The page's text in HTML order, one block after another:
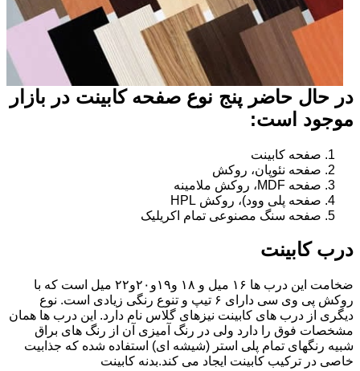
در حال حاضر پنج نوع صفحه کابینت در بازار
موجود است:
صفحه کابینت
صفحه نئوپان، روکش
صفحه MDF، روکش ملامینه
صفحه پلی وود)، روکش HPL
صفحه سنگ مصنوعی تمام اکریلیک
درب کابینت
ضخامت این درب ها ۱۶ میل و ۱۸ و١٩و٢٠و٢٢ میل است که با
روکش پی وی سی دارای ۶ تیپ و تنوع رنگی زیادی است. نوع
دیگری از درب های کابینت نیزهای گلاس نام دارد. این درب ها همان
مشخصات فوق را دارد ولی در رنگ آمیزی آن از رنگ های براق
شبیه رنگهای تمام پلی استر (شیشه ای) استفاده شده که جذابیت
خاصی در ترکیب کابینت ایجاد می کند.بدنه کابینت